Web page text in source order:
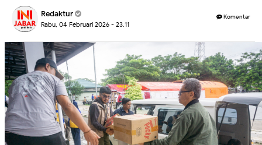
Redaktur
Rabu, 04 Februari 2026 - 23.11
Komentar